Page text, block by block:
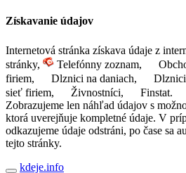
Získavanie údajov
Internetová stránka získava údaje z
stránky,
Telefónny zoznam,
firiem,
Dlznici na daniach,
sieť firiem,
Živnostníci,
Finstat.
Zobrazujeme len náhľad údajov s
ktorá uverejňuje kompletné údaje. V
odkazujeme údaje odstráni, po čase sa
tejto stránky.
kdeje.info